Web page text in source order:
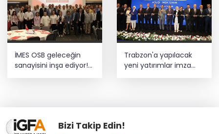
İMES OSB geleceğin
sanayisini inşa ediyor!
Sanayinin geleceği
Trabzon'a yapılacak
yeni yatırımlar imza
altına alındı
Bizi Takip Edin!